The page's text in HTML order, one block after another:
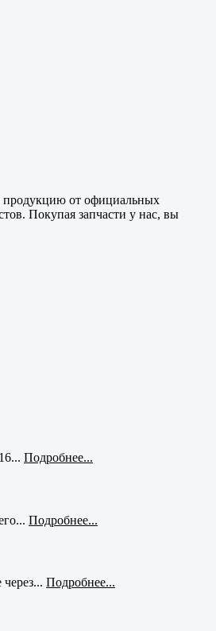
продукцию от официальных
Покупая запчасти у нас, вы
Подробнее...
Подробнее...
Подробнее...